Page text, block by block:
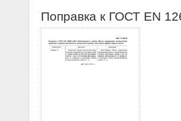
Поправка к ГОСТ EN